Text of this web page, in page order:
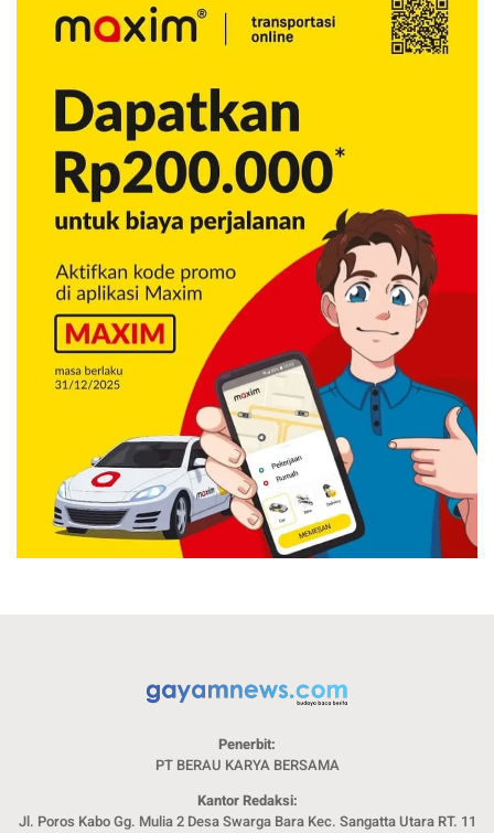
Penerbit:
PT BERAU KARYA BERSAMA
Kantor Redaksi:
Jl. Poros Kabo Gg. Mulia 2 Desa Swarga Bara Kec. Sangatta Utara RT. 11